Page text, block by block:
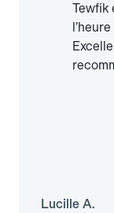
Tewfik
Lucille A.